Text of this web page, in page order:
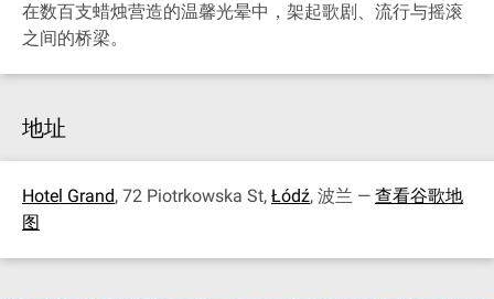
在数百支蜡烛营造的温馨光晕中，架起歌剧、流行与摇滚
之间的桥梁。
地址
Hotel Grand, 72 Piotrkowska St, Łódź, 波兰 — 查看谷歌地
图